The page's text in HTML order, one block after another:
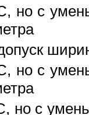
но с
но с
но с